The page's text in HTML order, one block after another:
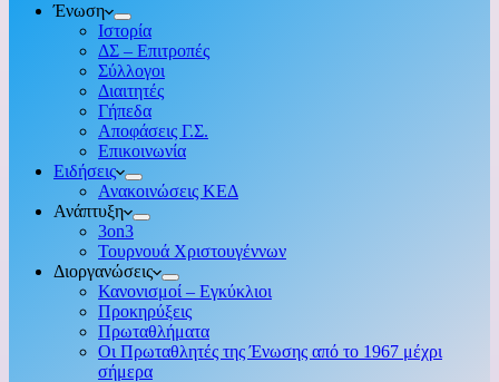
Ένωση
Ιστορία
ΔΣ – Επιτροπές
Σύλλογοι
Διαιτητές
Γήπεδα
Αποφάσεις Γ.Σ.
Επικοινωνία
Ειδήσεις
Ανακοινώσεις ΚΕΔ
Ανάπτυξη
3on3
Τουρνουά Χριστουγέννων
Διοργανώσεις
Κανονισμοί – Εγκύκλιοι
Προκηρύξεις
Πρωταθλήματα
Οι Πρωταθλητές της Ένωσης από το 1967 μέχρι
σήμερα